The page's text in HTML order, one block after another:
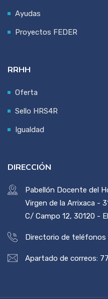
Ayudas
Proyectos FEDER
RRHH
Oferta
Sello HRS4R
Igualdad
DIRECCIÓN
Pabellón Docente del
Virgen de la Arrixaca -
C/ Campo 12, 30120 -
Directorio de teléfonos
Apartado de correos: